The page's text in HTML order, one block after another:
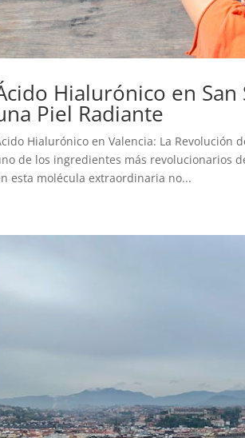
Hialurónico en
Piel Radiante
Hialurónico en Valencia: La Revolución
de los ingredientes más revolucionarios
esta molécula extraordinaria no...